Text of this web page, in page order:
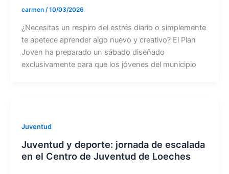
carmen /10/03/2026
¿Necesitas un respiro del estrés diario o simplemente
te apetece aprender algo nuevo y creativo? El Plan
Joven ha preparado un sábado diseñado
exclusivamente para que los jóvenes del municipio
Juventud
Juventud y deporte: jornada de escalada
en el Centro de Juventud de Loeches